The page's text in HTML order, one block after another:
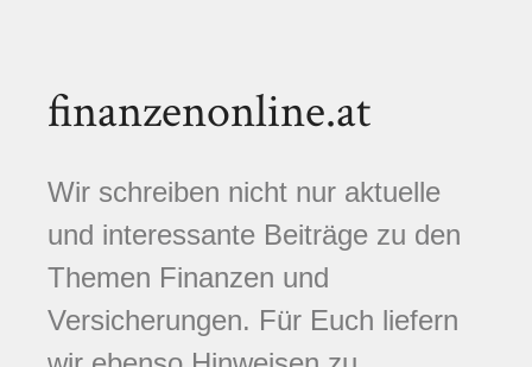
finanzenonline.at
Wir schreiben nicht nur aktuelle
und interessante Beiträge zu den
Themen Finanzen und
Versicherungen. Für Euch liefern